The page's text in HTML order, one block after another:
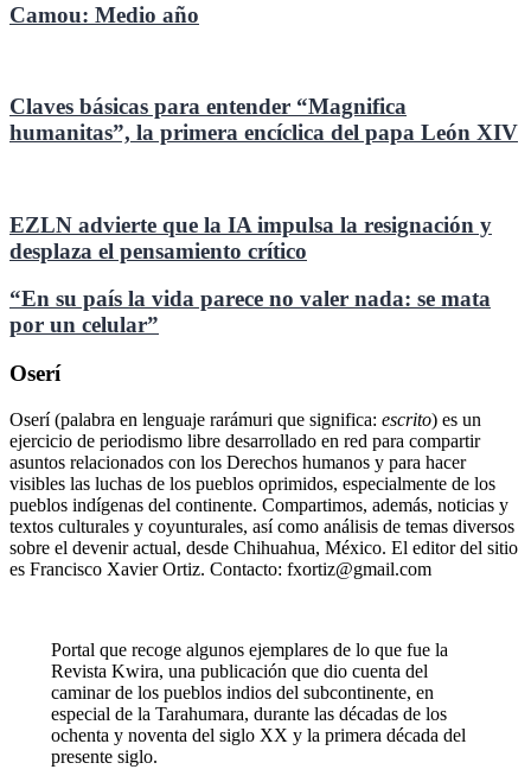
Camou: Medio año
Claves básicas para entender “Magnifica
humanitas”, la primera encíclica del papa León XIV
EZLN advierte que la IA impulsa la resignación y
desplaza el pensamiento crítico
“En su país la vida parece no valer nada: se mata
por un celular”
Oserí
Oserí (palabra en lenguaje rarámuri que significa: escrito) es un
ejercicio de periodismo libre desarrollado en red para compartir
asuntos relacionados con los Derechos humanos y para hacer
visibles las luchas de los pueblos oprimidos, especialmente de los
pueblos indígenas del continente. Compartimos, además, noticias y
textos culturales y coyunturales, así como análisis de temas diversos
sobre el devenir actual, desde Chihuahua, México. El editor del sitio
es Francisco Xavier Ortiz. Contacto: fxortiz@gmail.com
Portal que recoge algunos ejemplares de lo que fue la
Revista Kwira, una publicación que dio cuenta del
caminar de los pueblos indios del subcontinente, en
especial de la Tarahumara, durante las décadas de los
ochenta y noventa del siglo XX y la primera década del
presente siglo.